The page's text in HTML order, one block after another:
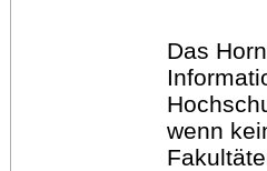
Das
wenn